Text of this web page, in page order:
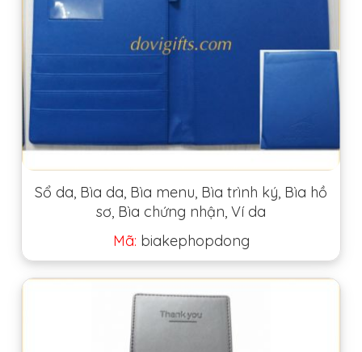
Sổ da, Bìa da, Bìa menu, Bìa trình ký, Bìa hồ
sơ, Bìa chứng nhận, Ví da
Mã: biakephopdong